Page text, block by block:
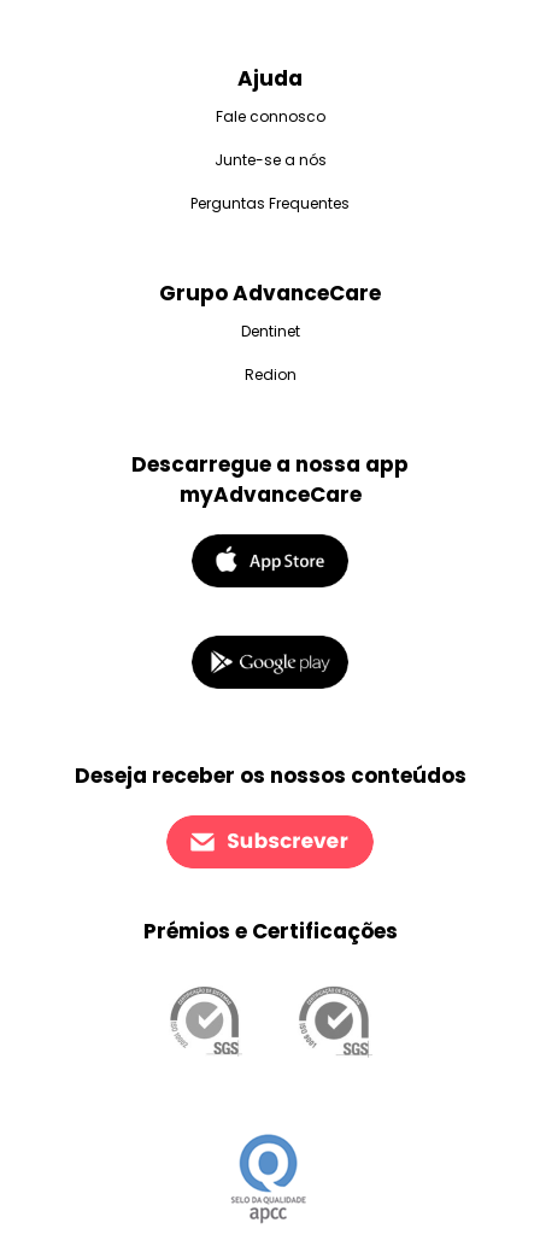
Ajuda
Fale connosco
Junte-se a nós
Perguntas Frequentes
Grupo AdvanceCare
Dentinet
Redion
Descarregue a nossa app
myAdvanceCare
Deseja receber os nossos conteúdos
Prémios e Certificações